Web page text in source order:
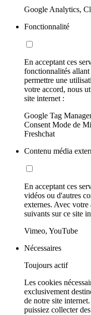
Google Analytics,
Fonctionnalité
En acceptant ces
fonctionnalités allant
permettre une
votre accord, nous
site internet :
Google Tag
Consent Mode de
Freshchat
Contenu média
En acceptant ces
vidéos ou d'autres
externes. Avec
suivants sur ce site
Vimeo, YouTube
Nécessaires
Toujours actif
Les cookies
exclusivement
de notre site
puissiez collecter